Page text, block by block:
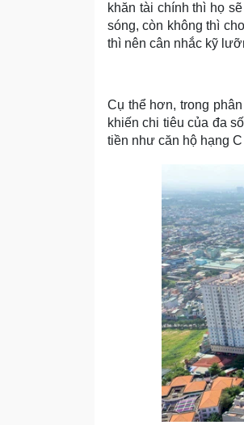
khăn tài chính thì họ
sóng, còn không thì
thì nên cân nhắc kỹ
Cụ thể hơn, trong
khiến chi tiêu của đa
tiền như căn hộ hạng